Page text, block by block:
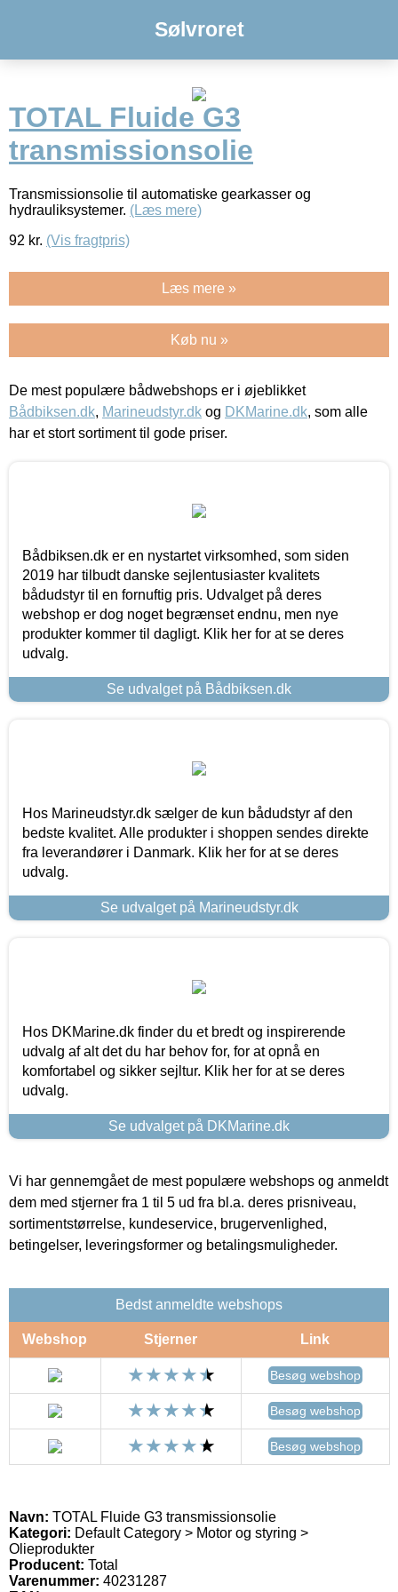
Sølvroret
TOTAL Fluide G3
transmissionsolie
Transmissionsolie til automatiske gearkasser og
hydrauliksystemer. (Læs mere)
92 kr. (Vis fragtpris)
Læs mere »
Køb nu »
De mest populære bådwebshops er i øjeblikket
Bådbiksen.dk, Marineudstyr.dk og DKMarine.dk, som alle
har et stort sortiment til gode priser.
Bådbiksen.dk er en nystartet virksomhed, som siden
2019 har tilbudt danske sejlentusiaster kvalitets
bådudstyr til en fornuftig pris. Udvalget på deres
webshop er dog noget begrænset endnu, men nye
produkter kommer til dagligt. Klik her for at se deres
udvalg.
Se udvalget på Bådbiksen.dk
Hos Marineudstyr.dk sælger de kun bådudstyr af den
bedste kvalitet. Alle produkter i shoppen sendes direkte
fra leverandører i Danmark. Klik her for at se deres
udvalg.
Se udvalget på Marineudstyr.dk
Hos DKMarine.dk finder du et bredt og inspirerende
udvalg af alt det du har behov for, for at opnå en
komfortabel og sikker sejltur. Klik her for at se deres
udvalg.
Se udvalget på DKMarine.dk
Vi har gennemgået de mest populære webshops og anmeldt
dem med stjerner fra 1 til 5 ud fra bl.a. deres prisniveau,
sortimentstørrelse, kundeservice, brugervenlighed,
betingelser, leveringsformer og betalingsmuligheder.
Bedst anmeldte webshops
Webshop Stjerner Link
Besøg webshop
Besøg webshop
Besøg webshop
Navn: TOTAL Fluide G3 transmissionsolie
Kategori: Default Category > Motor og styring >
Olieprodukter
Producent: Total
Varenummer: 40231287